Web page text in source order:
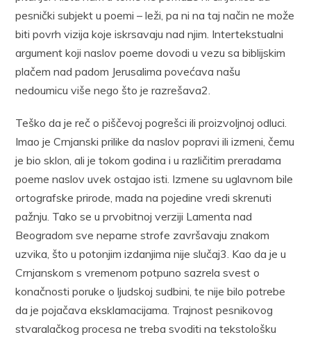
pesnički subjekt u poemi – leži, pa ni na taj način ne može
biti povrh vizija koje iskrsavaju nad njim. Intertekstualni
argument koji naslov poeme dovodi u vezu sa biblijskim
plačem nad padom Jerusalima povećava našu
nedoumicu više nego što je razrešava2.
Teško da je reč o piščevoj pogrešci ili proizvoljnoj odluci.
Imao je Crnjanski prilike da naslov popravi ili izmeni, čemu
je bio sklon, ali je tokom godina i u različitim preradama
poeme naslov uvek ostajao isti. Izmene su uglavnom bile
ortografske prirode, mada na pojedine vredi skrenuti
pažnju. Tako se u prvobitnoj verziji Lamenta nad
Beogradom sve neparne strofe završavaju znakom
uzvika, što u potonjim izdanjima nije slučaj3. Kao da je u
Crnjanskom s vremenom potpuno sazrela svest o
konačnosti poruke o ljudskoj sudbini, te nije bilo potrebe
da je pojačava eksklamacijama. Trajnost pesnikovog
stvaralačkog procesa ne treba svoditi na tekstološku